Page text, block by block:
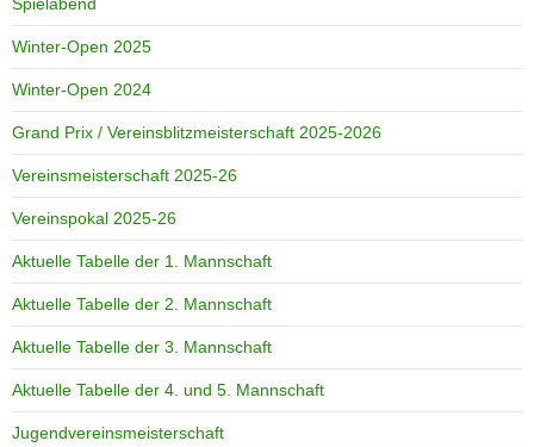
Winter-Open 2025
Winter-Open 2024
Grand Prix / Vereinsblitzmeisterschaft 2025-2026
Vereinsmeisterschaft 2025-26
Vereinspokal 2025-26
Aktuelle Tabelle der 1. Mannschaft
Aktuelle Tabelle der 2. Mannschaft
Aktuelle Tabelle der 3. Mannschaft
Aktuelle Tabelle der 4. und 5. Mannschaft
Jugendvereinsmeisterschaft